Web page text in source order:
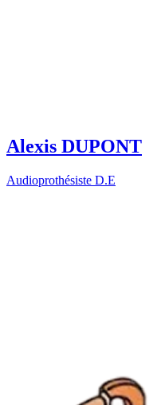
Alexis DUPONT
Audioprothésiste D.E